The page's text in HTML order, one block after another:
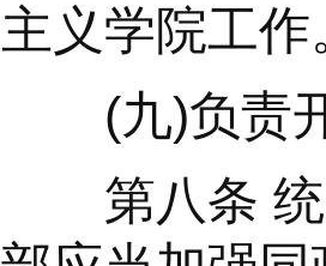
主义学院工作
(九)负责开
第八条 统